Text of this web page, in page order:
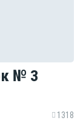
№ 3
1318